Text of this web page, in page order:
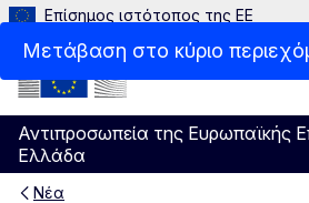
Μετάβαση στο κύριο
Επίσημος ιστότοπος της ΕΕ
Αντιπροσωπεία της Ευρωπαϊκής
Ελλάδα
Menu
Νέα